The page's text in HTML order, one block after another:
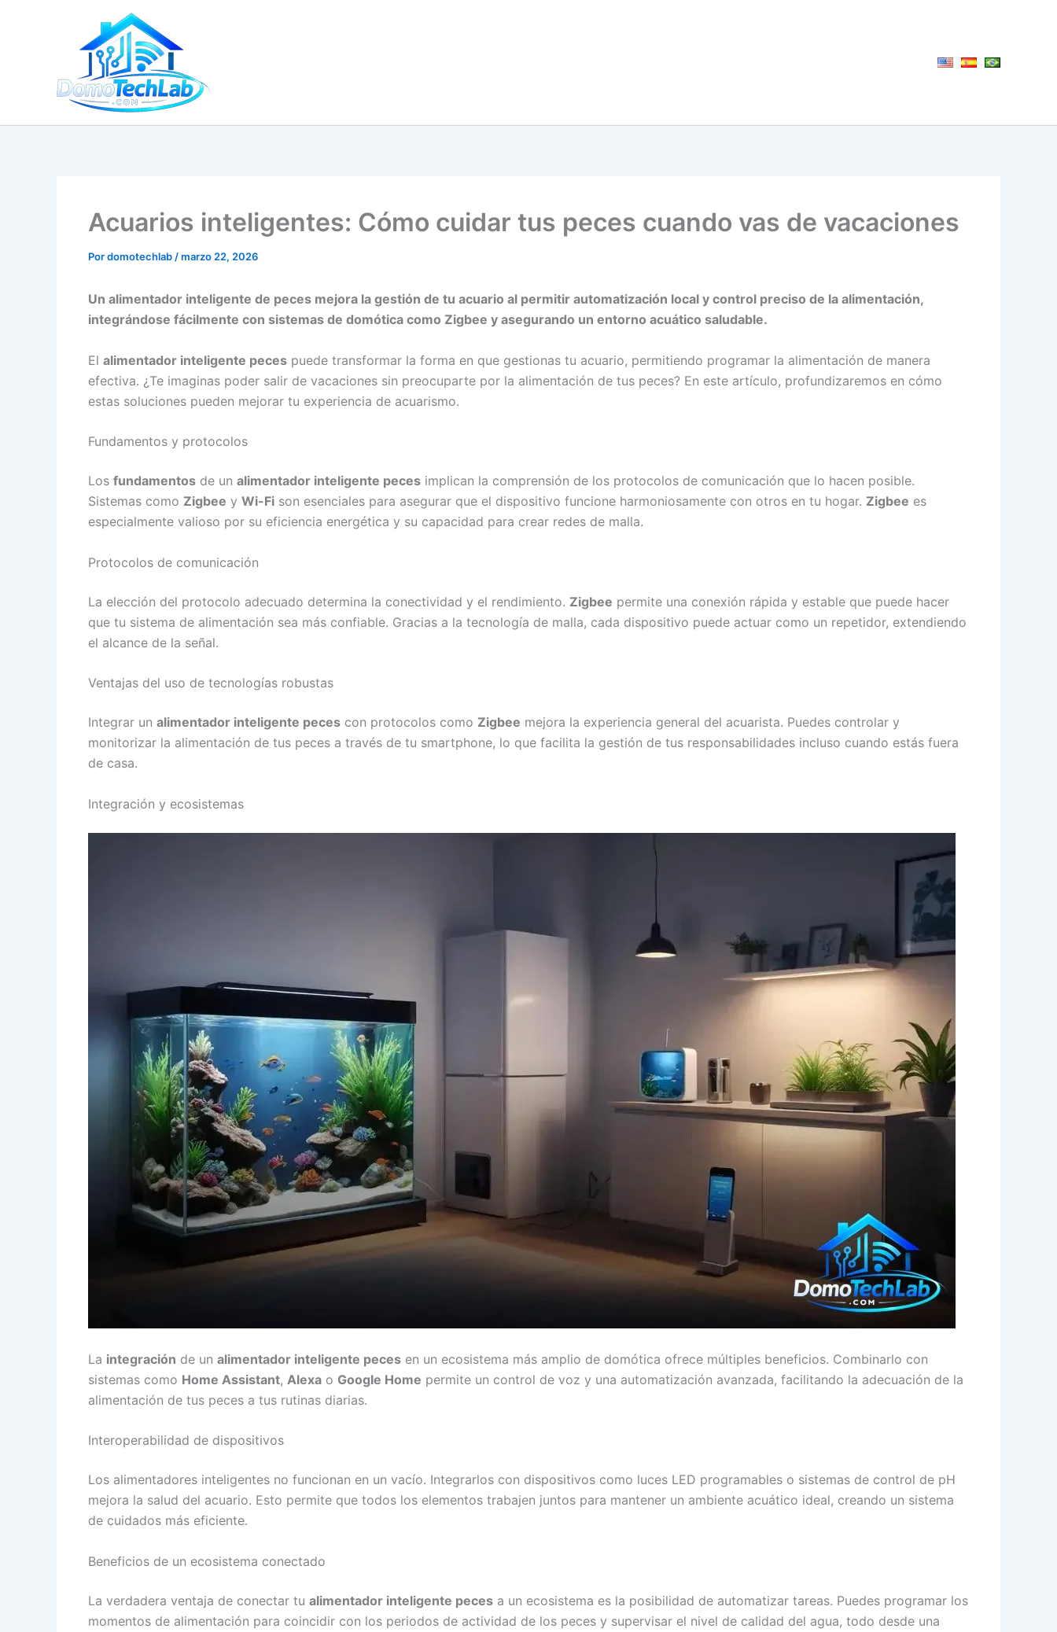
Acuarios inteligentes: Cómo cuidar tus peces cuando vas de vacaciones
Pordomotechlab /marzo 22, 2026
Un alimentador inteligente de peces mejora la gestión de tu acuario al permitir automatización local y control preciso de la alimentación,
integrándose fácilmente con sistemas de domótica como Zigbee y asegurando un entorno acuático saludable.
El alimentador inteligente peces puede transformar la forma en que gestionas tu acuario, permitiendo programar la alimentación de manera
efectiva. ¿Te imaginas poder salir de vacaciones sin preocuparte por la alimentación de tus peces? En este artículo, profundizaremos en cómo
estas soluciones pueden mejorar tu experiencia de acuarismo.
Fundamentos y protocolos
Los fundamentos de un alimentador inteligente peces implican la comprensión de los protocolos de comunicación que lo hacen posible.
Sistemas como Zigbee y Wi-Fi son esenciales para asegurar que el dispositivo funcione harmoniosamente con otros en tu hogar. Zigbee es
especialmente valioso por su eficiencia energética y su capacidad para crear redes de malla.
Protocolos de comunicación
La elección del protocolo adecuado determina la conectividad y el rendimiento. Zigbee permite una conexión rápida y estable que puede hacer
que tu sistema de alimentación sea más confiable. Gracias a la tecnología de malla, cada dispositivo puede actuar como un repetidor, extendiendo
el alcance de la señal.
Ventajas del uso de tecnologías robustas
Integrar un alimentador inteligente peces con protocolos como Zigbee mejora la experiencia general del acuarista. Puedes controlar y
monitorizar la alimentación de tus peces a través de tu smartphone, lo que facilita la gestión de tus responsabilidades incluso cuando estás fuera
de casa.
Integración y ecosistemas
La integración de un alimentador inteligente peces en un ecosistema más amplio de domótica ofrece múltiples beneficios. Combinarlo con
sistemas como Home Assistant, Alexa o Google Home permite un control de voz y una automatización avanzada, facilitando la adecuación de la
alimentación de tus peces a tus rutinas diarias.
Interoperabilidad de dispositivos
Los alimentadores inteligentes no funcionan en un vacío. Integrarlos con dispositivos como luces LED programables o sistemas de control de pH
mejora la salud del acuario. Esto permite que todos los elementos trabajen juntos para mantener un ambiente acuático ideal, creando un sistema
de cuidados más eficiente.
Beneficios de un ecosistema conectado
La verdadera ventaja de conectar tu alimentador inteligente peces a un ecosistema es la posibilidad de automatizar tareas. Puedes programar los
momentos de alimentación para coincidir con los periodos de actividad de los peces y supervisar el nivel de calidad del agua, todo desde una